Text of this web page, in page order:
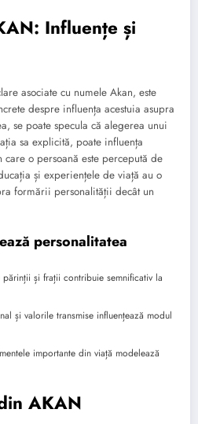
Influențe și
asociate cu numele Akan, este
despre influența acestuia asupra
se poate specula că alegerea unui
sa explicită, poate influența
o persoană este percepută de
și experiențele de viață au o
formării personalității decât un
personalitatea
părinții și frații contribuie semnificativ la
și valorile transmise influențează modul
importante din viață modelează
AKAN